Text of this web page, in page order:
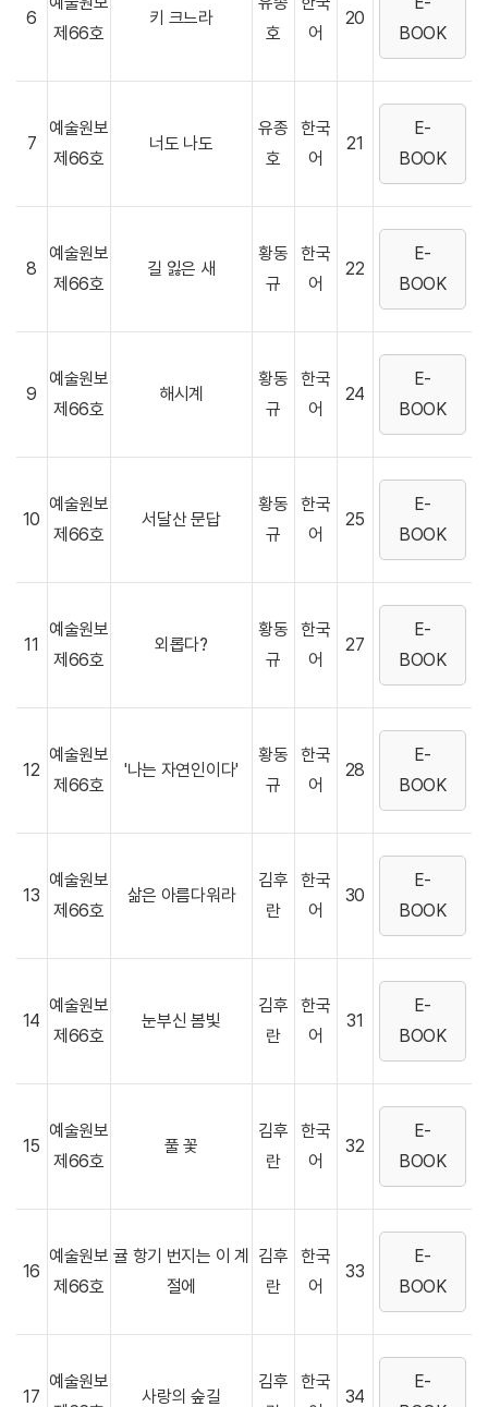
6
제66호
키 크느라
호
어
20
BOOK
7
예술원보
제66호
너도 나도
유종
호
한국
어
21
E-
BOOK
8
예술원보
제66호
길 잃은 새
황동
규
한국
어
22
E-
BOOK
9
예술원보
제66호
해시계
황동
규
한국
어
24
E-
BOOK
10
예술원보
제66호
서달산 문답
황동
규
한국
어
25
E-
BOOK
11
예술원보
제66호
외롭다?
황동
규
한국
어
27
E-
BOOK
12
예술원보
제66호
'나는 자연인이다'
황동
규
한국
어
28
E-
BOOK
13
예술원보
제66호
삶은 아름다워라
김후
란
한국
어
30
E-
BOOK
14
예술원보
제66호
눈부신 봄빛
김후
란
한국
어
31
E-
BOOK
15
예술원보
제66호
풀 꽃
김후
란
한국
어
32
E-
BOOK
16
예술원보
제66호
귤 항기 번지는 이 계
절에
김후
란
한국
어
33
E-
BOOK
17
예술원보
사랑의 숲길
김후
한국
34
E-